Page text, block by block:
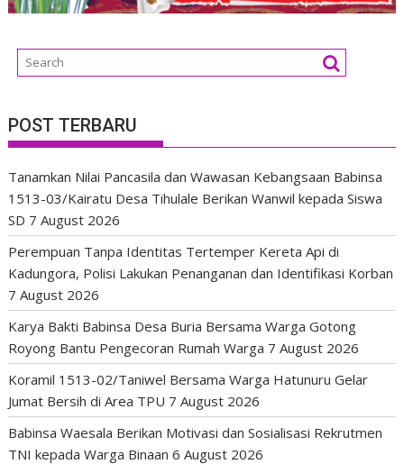
POST TERBARU
Tanamkan Nilai Pancasila dan Wawasan Kebangsaan Babinsa
1513-03/Kairatu Desa Tihulale Berikan Wanwil kepada Siswa
SD 7 August 2026
Perempuan Tanpa Identitas Tertemper Kereta Api di
Kadungora, Polisi Lakukan Penanganan dan Identifikasi Korban
7 August 2026
Karya Bakti Babinsa Desa Buria Bersama Warga Gotong
Royong Bantu Pengecoran Rumah Warga 7 August 2026
Koramil 1513-02/Taniwel Bersama Warga Hatunuru Gelar
Jumat Bersih di Area TPU 7 August 2026
Babinsa Waesala Berikan Motivasi dan Sosialisasi Rekrutmen
TNI kepada Warga Binaan 6 August 2026